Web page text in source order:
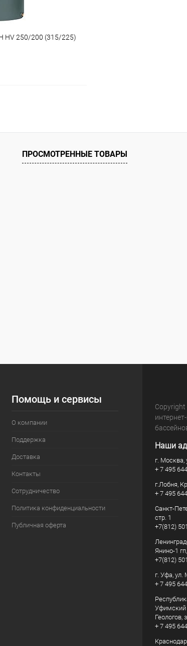
HV 250/200 (315/225)
Под заказ
ПРОСМОТРЕННЫЕ ТОВАРЫ
Помощь и сервисы
О компании
Поддержка
Доставка
Контакты
Сотрудничество
Политика конфиденциальности
Публичная оферта
Наши
г. Москва,
+ 7 495
г.Лобня,
+ 7 495
Санкт-
стр. 1
+7(812)
Янино-1
+7(812)
г. Уфа, ул.
+ 7 495
Уфимский
Геологов,
+ 7 495